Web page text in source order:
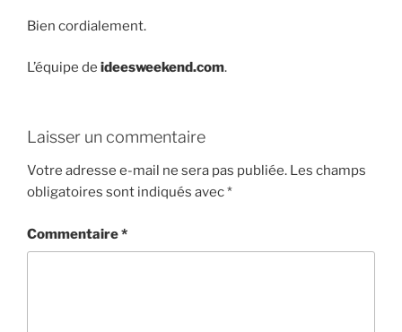
Bien cordialement.
L’équipe de ideesweekend.com.
Laisser un commentaire
Votre adresse e-mail ne sera pas publiée. Les champs
obligatoires sont indiqués avec*
Commentaire*